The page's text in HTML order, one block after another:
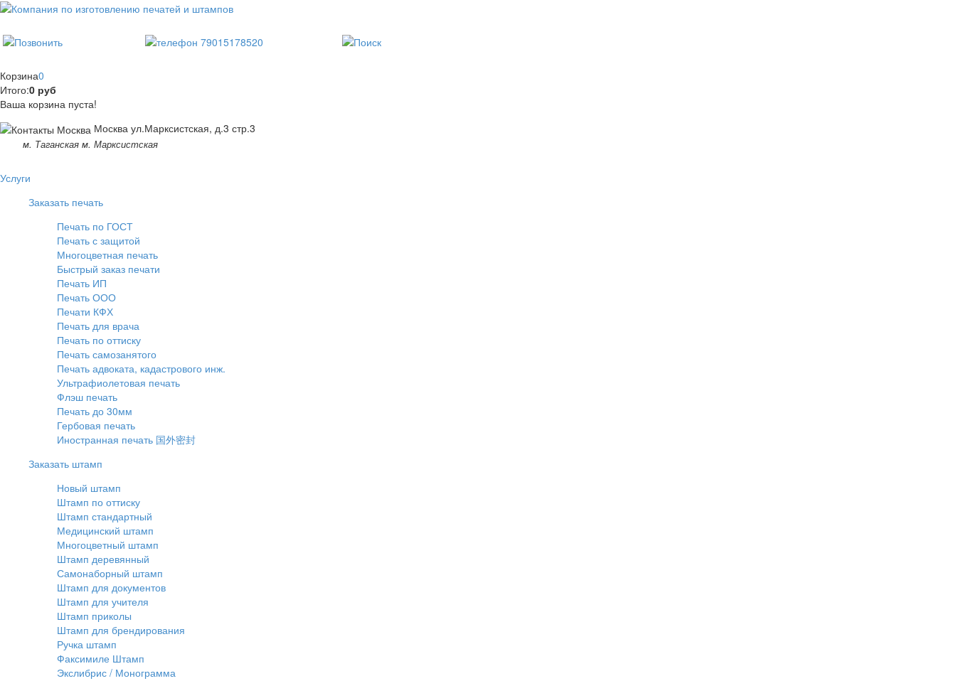
Корзина0
Итого:0 руб
Ваша корзина пуста!
Москва ул.Марксистская, д.3 стр.3
м. Таганская м. Марксистская
Услуги
Заказать печать
Печать по ГОСТ
Печать с защитой
Многоцветная печать
Быстрый заказ печати
Печать ИП
Печать ООО
Печати КФХ
Печать для врача
Печать по оттиску
Печать самозанятого
Печать адвоката, кадастрового инж.
Ультрафиолетовая печать
Флэш печать
Печать до 30мм
Гербовая печать
Иностранная печать 国外密封
Заказать штамп
Новый штамп
Штамп по оттиску
Штамп стандартный
Медицинский штамп
Многоцветный штамп
Штамп деревянный
Самонаборный штамп
Штамп для документов
Штамп для учителя
Штамп приколы
Штамп для брендирования
Ручка штамп
Факсимиле Штамп
Экслибрис / Монограмма